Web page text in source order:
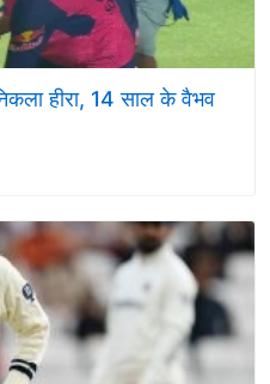
हीरा, 14 साल के वैभव